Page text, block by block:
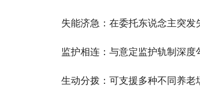
失能济急：在委托东说念主突发
监护相连：与意定监护轨制深度
生动分拨：可支援多种不同养老